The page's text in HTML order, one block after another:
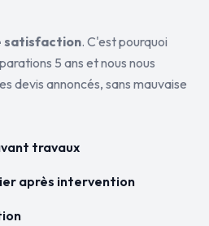
satisfaction. C'est pourquoi
5 ans et nous nous
devis annoncés, sans mauvaise
travaux
après intervention